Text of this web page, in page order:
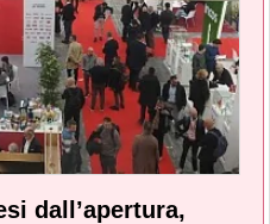
dall’apertura,